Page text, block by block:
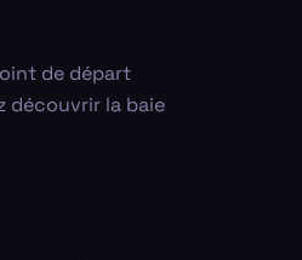
de départ
découvrir la baie